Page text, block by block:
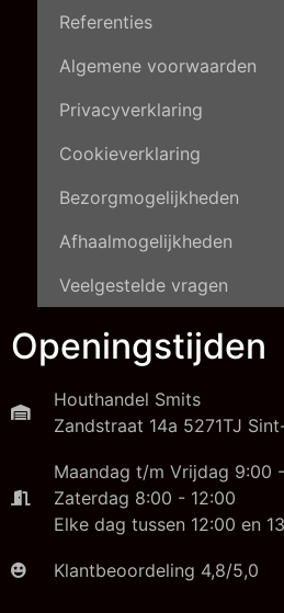
Referenties
Algemene voorwaarden
Privacyverklaring
Cookieverklaring
Bezorgmogelijkheden
Afhaalmogelijkheden
Veelgestelde vragen
Openingstijden
Houthandel Smits
Zandstraat 14a 5271TJ
Maandag t/m Vrijdag 9:00
Zaterdag 8:00 - 12:00
Elke dag tussen 12:00 en
Klantbeoordeling 4,8/5,0